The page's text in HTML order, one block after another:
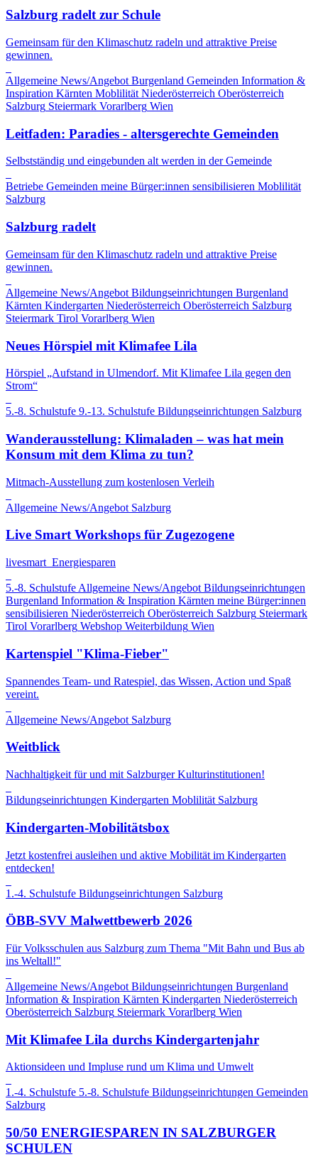
Salzburg radelt zur Schule
Gemeinsam für den Klimaschutz radeln und attraktive Preise
gewinnen.
Allgemeine News/Angebot Burgenland Gemeinden Information &
Inspiration Kärnten Moblilität Niederösterreich Oberösterreich
Salzburg Steiermark Vorarlberg Wien
Leitfaden: Paradies - altersgerechte Gemeinden
Selbstständig und eingebunden alt werden in der Gemeinde
Betriebe Gemeinden meine Bürger:innen sensibilisieren Moblilität
Salzburg
Salzburg radelt
Gemeinsam für den Klimaschutz radeln und attraktive Preise
gewinnen.
Allgemeine News/Angebot Bildungseinrichtungen Burgenland
Kärnten Kindergarten Niederösterreich Oberösterreich Salzburg
Steiermark Tirol Vorarlberg Wien
Neues Hörspiel mit Klimafee Lila
Hörspiel „Aufstand in Ulmendorf. Mit Klimafee Lila gegen den
Strom“
5.-8. Schulstufe 9.-13. Schulstufe Bildungseinrichtungen Salzburg
Wanderausstellung: Klimaladen – was hat mein
Konsum mit dem Klima zu tun?
Mitmach-Ausstellung zum kostenlosen Verleih
Allgemeine News/Angebot Salzburg
Live Smart Workshops für Zugezogene
livesmart_Energiesparen
5.-8. Schulstufe Allgemeine News/Angebot Bildungseinrichtungen
Burgenland Information & Inspiration Kärnten meine Bürger:innen
sensibilisieren Niederösterreich Oberösterreich Salzburg Steiermark
Tirol Vorarlberg Webshop Weiterbildung Wien
Kartenspiel "Klima-Fieber"
Spannendes Team- und Ratespiel, das Wissen, Action und Spaß
vereint.
Allgemeine News/Angebot Salzburg
Weitblick
Nachhaltigkeit für und mit Salzburger Kulturinstitutionen!
Bildungseinrichtungen Kindergarten Moblilität Salzburg
Kindergarten-Mobilitätsbox
Jetzt kostenfrei ausleihen und aktive Mobilität im Kindergarten
entdecken!
1.-4. Schulstufe Bildungseinrichtungen Salzburg
ÖBB-SVV Malwettbewerb 2026
Für Volksschulen aus Salzburg zum Thema "Mit Bahn und Bus ab
ins Weltall!"
Allgemeine News/Angebot Bildungseinrichtungen Burgenland
Information & Inspiration Kärnten Kindergarten Niederösterreich
Oberösterreich Salzburg Steiermark Vorarlberg Wien
Mit Klimafee Lila durchs Kindergartenjahr
Aktionsideen und Impluse rund um Klima und Umwelt
1.-4. Schulstufe 5.-8. Schulstufe Bildungseinrichtungen Gemeinden
Salzburg
50/50 ENERGIESPAREN IN SALZBURGER
SCHULEN